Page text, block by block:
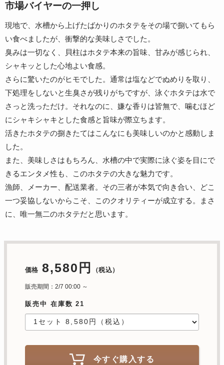
市場バイヤーの一押し
現地で、水槽から上げたばかりのホタテをその場で捌いてもら
い食べましたが、衝撃的な美味しさでした。
臭みは一切なく、貝柱はホタテ本来の旨味、甘みが感じられ、
シャキッとした心地よい食感。
さらに驚いたのがヒモでした。通常は塩などでぬめりを取り、
下処理をしないと生臭さが残りがちですが、泳ぐホタテは水で
さっと洗っただけ。それなのに、嫌な香りは皆無で、噛むほど
にシャキシャキとした食感と旨味が際立ちます。
活きたホタテの捌きたてはこんなにも美味しいのかと感動しま
した。
また、美味しさはもちろん、水槽の中で実際に泳ぐ姿を目にで
きるエンタメ性も、このホタテの大きな魅力です。
漁師、メーカー、配送業者。その三者が本気で向き合い、どこ
一つ妥協しないからこそ、このクオリティーが成立する。まさ
に、唯一無二のホタテだと思います。
価格 8,580円 （税込）
販売期間：2/7 00:00 ～
販売中 在庫数 21
今すぐ購入する